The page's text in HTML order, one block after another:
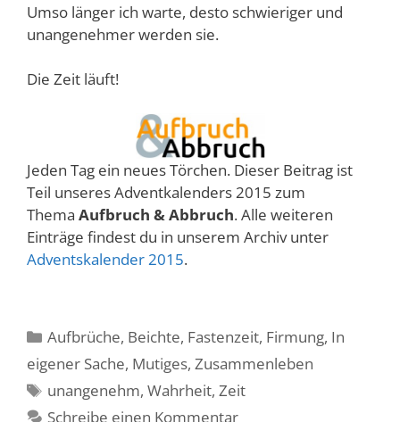
Umso länger ich warte, desto schwieriger und
unangenehmer werden sie.
Die Zeit läuft!
Jeden Tag ein neues Törchen. Dieser Beitrag ist
Teil unseres Adventkalenders 2015 zum
Thema Aufbruch & Abbruch. Alle weiteren
Einträge findest du in unserem Archiv unter
Adventskalender 2015.
Kategorien
Aufbrüche, Beichte, Fastenzeit, Firmung, In
eigener Sache, Mutiges, Zusammenleben
Schlagwörter
unangenehm,Wahrheit,Zeit
Schreibe einen Kommentar